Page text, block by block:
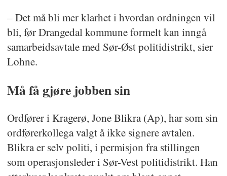
– Det må bli mer klarhet i hvordan ordningen vil
bli, før Drangedal kommune formelt kan inngå
samarbeidsavtale med Sør-Øst politidistrikt, sier
Lohne.
Må få gjøre jobben sin
Ordfører i Kragerø, Jone Blikra (Ap), har som sin
ordførerkollega valgt å ikke signere avtalen.
Blikra er selv politi, i permisjon fra stillingen
som operasjonsleder i Sør-Vest politidistrikt. Han